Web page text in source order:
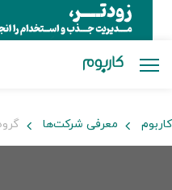
کاربوم معرفی شرکت‌ها